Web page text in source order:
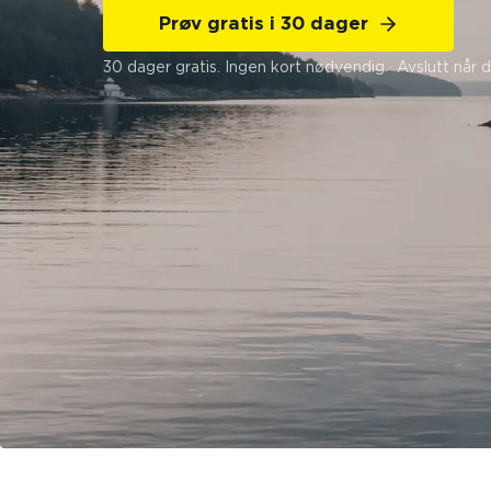
Prøv gratis i 30 dager
30 dager gratis. Ingen kort nødvendig · Avslutt når